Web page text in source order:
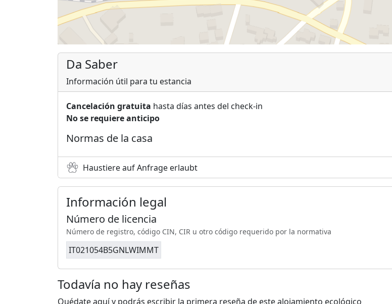
Da Saber
Información útil para tu estancia
Cancelación gratuita hasta días antes del check-in
No se requiere anticipo
Normas de la casa
Haustiere auf Anfrage erlaubt
Información legal
Número de licencia
Número de registro, código CIN, CIR u otro código requerido por la normativa
IT021054B5GNLWIMMT
Todavía no hay reseñas
Quédate aquí y podrás escribir la primera reseña de este alojamiento ecológico